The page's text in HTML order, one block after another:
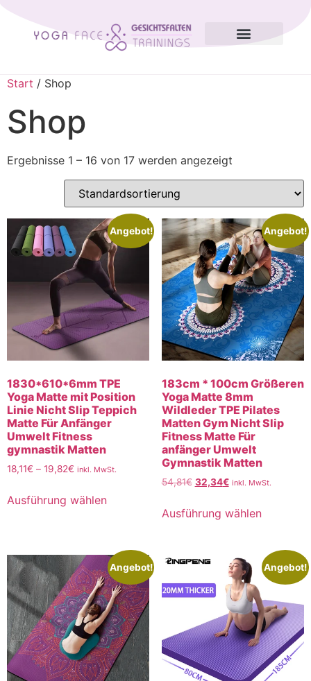
Start / Shop
Shop
Ergebnisse 1 – 16 von 17 werden angezeigt
Angebot!
1830*610*6mm TPE
Yoga Matte mit Position
Linie Nicht Slip Teppich
Matte Für Anfänger
Umwelt Fitness
gymnastik Matten
18,11€ – 19,82€ inkl. MwSt.
Ausführung wählen
Angebot!
183cm * 100cm Größeren
Yoga Matte 8mm
Wildleder TPE Pilates
Matten Gym Nicht Slip
Fitness Matte Für
anfänger Umwelt
Gymnastik Matten
54,81€ 32,34€ inkl. MwSt.
Ausführung wählen
Angebot! Angebot!